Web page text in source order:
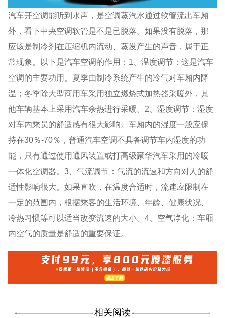
汽车开空调能听到水声，是空调蒸汽水通过软管流出车厢
外，看下中央空调软管是不是已脱落。如果没有脱落，那
应该是制冷剂在压缩机内流动、蒸发产生的声音，属于正
常现象。以下是汽车空调的作用：1、温度调节：这是汽车
空调的主要功用。夏季由制冷系统产生的冷气对车厢内降
温；冬季除大型商用车采用独立燃烧式加热器采暖外，其
他车辆基本上采用汽车余热进行采暖。2、湿度调节：湿度
对车内乘员的舒适感有很大影响。车厢内的湿度一般应保
持在30％-70％，普通汽车空调不具备调节车内湿度的功
能，只有通过使用通风装置或打高级豪华汽车采用的冷暖
一体化空调器。3、气流调节：气流的流速和方向对人的舒
适性影响很大。如果直吹，在温度合适时，流速应限制在
一定的范围内，根据乘客的生活环境、年龄、健康状况、
冷热习惯等可以适当改变流速的大小。4、空气净化：车厢
内空气的质量是舒适的重要保证。
相关阅读